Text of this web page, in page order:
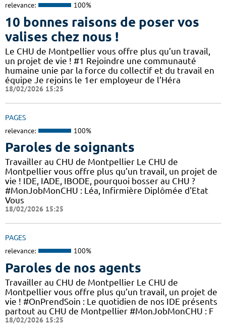
relevance: 100%
10 bonnes raisons de poser vos
valises chez nous !
Le CHU de Montpellier vous offre plus qu’un travail,
un projet de vie ! #1 Rejoindre une communauté
humaine unie par la force du collectif et du travail en
équipe Je rejoins le 1er employeur de l’Héra
18/02/2026 15:25
PAGES
relevance: 100%
Paroles de soignants
Travailler au CHU de Montpellier Le CHU de
Montpellier vous offre plus qu’un travail, un projet de
vie ! IDE, IADE, IBODE, pourquoi bosser au CHU ?
#MonJobMonCHU : Léa, Infirmière Diplômée d'Etat
Vous
18/02/2026 15:25
PAGES
relevance: 100%
Paroles de nos agents
Travailler au CHU de Montpellier Le CHU de
Montpellier vous offre plus qu’un travail, un projet de
vie ! #OnPrendSoin : Le quotidien de nos IDE présents
partout au CHU de Montpellier #MonJobMonCHU : F
18/02/2026 15:25